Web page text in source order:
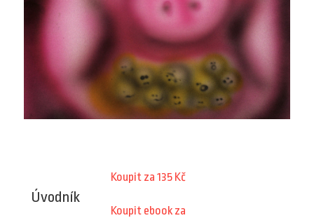
Koupit za 135 Kč
Koupit ebook za
Úvodník